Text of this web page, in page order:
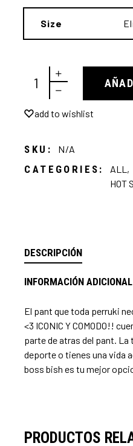
original
era:
S/90.00.
actual
es:
S/79.90.
Size
Pant femrev crush
add to wishlist
SKU: N/A
CATEGORIES: ALL ,
HOT
DESCRIPCIÓN
INFORMACIÓN ADICIONAL
El pant que toda perruki
<3 ICONIC Y COMODO!!
parte de atras del pant. La
deporte o tienes una vida
boss bish es tu mejor
PRODUCTOS